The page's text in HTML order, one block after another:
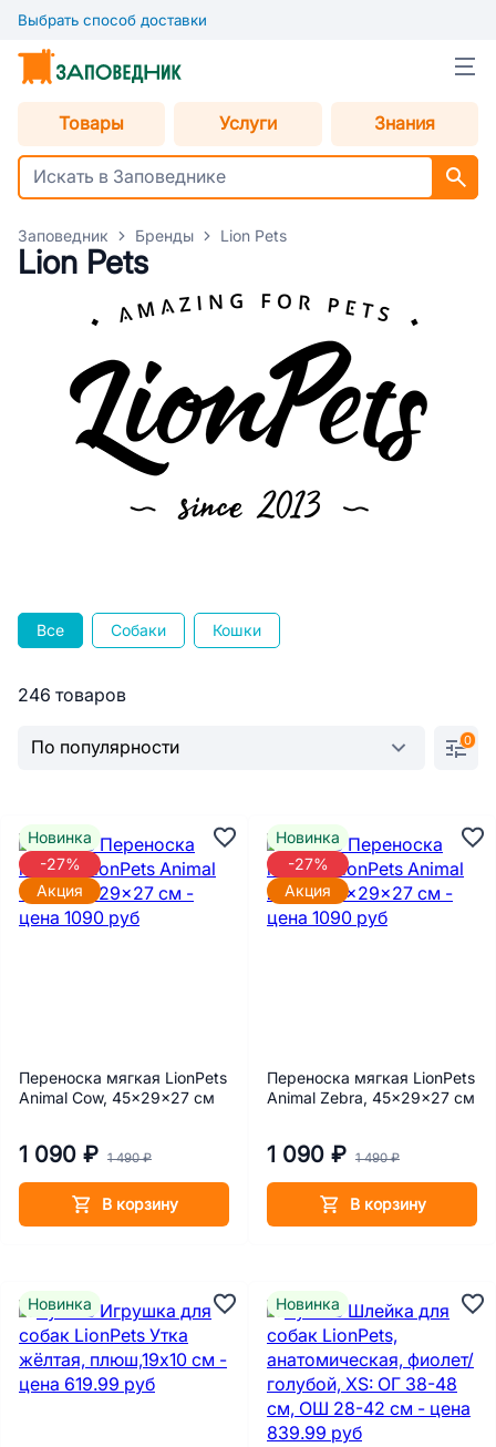
Выбрать способ доставки
Товары Услуги Знания
Заповедник Бренды Lion Pets
Lion Pets
Все Собаки Кошки
246 товаров
0
Переноска мягкая LionPets
Animal Cow, 45x29x27 см
1 090 ₽ 1 490 ₽
В корзину
Новинка
-27%
Акция
Переноска мягкая LionPets
Animal Zebra, 45x29x27 см
1 090 ₽ 1 490 ₽
В корзину
Новинка
-27%
Акция
Новинка Новинка